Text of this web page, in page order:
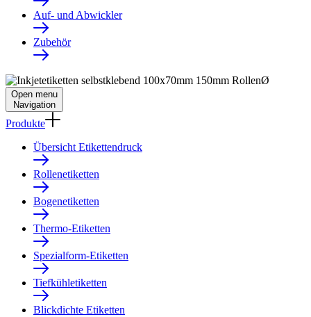
Auf- und Abwickler
Zubehör
Open menu
Navigation
Produkte
Übersicht Etikettendruck
Rollenetiketten
Bogenetiketten
Thermo-Etiketten
Spezialform-Etiketten
Tiefkühletiketten
Blickdichte Etiketten